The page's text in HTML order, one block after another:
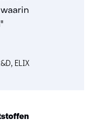
ELIX